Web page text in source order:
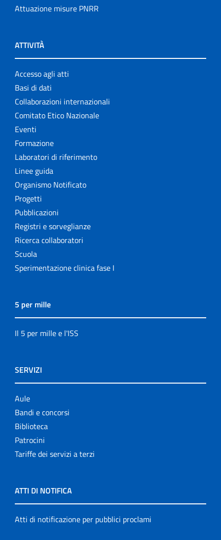
Attuazione misure PNRR
ATTIVITÀ
Accesso agli atti
Basi di dati
Collaborazioni internazionali
Comitato Etico Nazionale
Eventi
Formazione
Laboratori di riferimento
Linee guida
Organismo Notificato
Progetti
Pubblicazioni
Registri e sorveglianze
Ricerca collaboratori
Scuola
Sperimentazione clinica fase I
5 per mille
Il 5 per mille e l'ISS
SERVIZI
Aule
Bandi e concorsi
Biblioteca
Patrocini
Tariffe dei servizi a terzi
ATTI DI NOTIFICA
Atti di notificazione per pubblici proclami